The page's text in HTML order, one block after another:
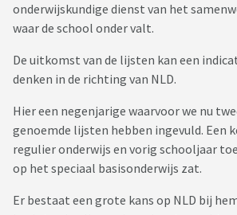
onderwijskundige dienst van het
waar de school onder valt.
De uitkomst van de lijsten kan een
denken in de richting van NLD.
Hier een negenjarige waarvoor we nu
genoemde lijsten hebben ingevuld. Een
regulier onderwijs en vorig schooljaar
op het speciaal basisonderwijs zat.
Er bestaat een grote kans op NLD bij